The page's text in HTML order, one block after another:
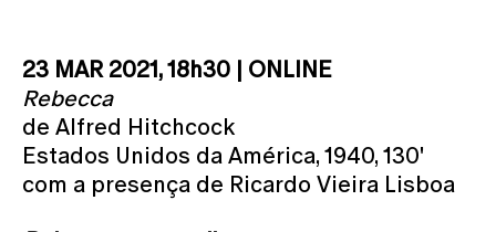
23 MAR 2021, 18h30 | ONLINE
Rebecca
de Alfred Hitchcock
Estados Unidos da América, 1940, 130'
com a presença de Ricardo Vieira Lisboa